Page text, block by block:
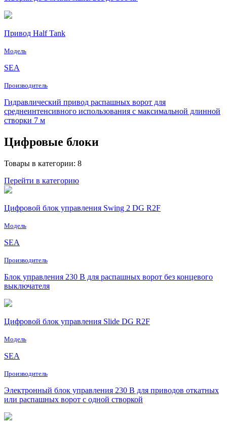
Привод Half Tank
Модель
SEA
Производитель
Гидравлический привод распашных ворот для
среднеинтенсивного использования с максимальной длинной
створки 7 м
Цифровые блоки
Товары в категории: 8
Перейти в категорию
Цифровой блок управления Swing 2 DG R2F
Модель
SEA
Производитель
Блок управления 230 В для распашных ворот без концевого
выключателя
Цифровой блок управления Slide DG R2F
Модель
SEA
Производитель
Электронный блок управления 230 В для приводов откатных
или распашных ворот с одной створкой